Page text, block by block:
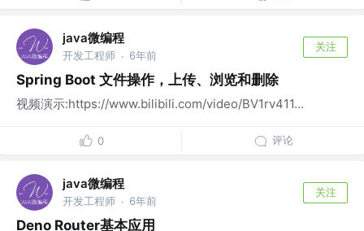
java微编程
开发工程师 · 6年前
关注
Spring Boot 文件操作，上传、浏览和删除
视频演示:https://www.bilibili.com/video/BV1rv411...
0 评论
java微编程
开发工程师 · 6年前
关注
Deno Router基本应用